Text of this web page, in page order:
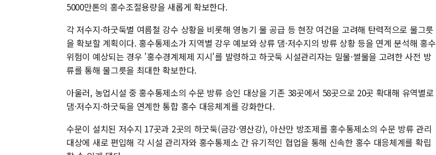
5000만톤의 홍수조절용량을 새롭게 확보한다.
각 저수지·하굿둑별 여름철 강수 상황을 비롯해 영농기 물 공급 등 현장 여건을 고려해 탄력적으로 물그릇
을 확보할 계획이다. 홍수통제소가 지역별 강우 예보와 상류 댐·저수지의 방류 상황 등을 연계 분석해 홍수
위험이 예상되는 경우 '홍수경계체제 지시'를 발령하고 하굿둑 시설관리자는 밀물·썰물을 고려한 사전 방
류를 통해 물그릇을 최대한 확보한다.
아울러, 농업시설 중 홍수통제소의 수문 방류 승인 대상을 기존 38곳에서 58곳으로 20곳 확대해 유역별로
댐·저수지·하굿둑을 연계한 통합 홍수 대응체계를 강화한다.
수문이 설치된 저수지 17곳과 2곳의 하굿둑(금강·영산강), 아산만 방조제를 홍수통제소의 수문 방류 관리
대상에 새로 편입해 각 시설 관리자와 홍수통제소 간 유기적인 협업을 통해 신속한 홍수 대응체계를 확립